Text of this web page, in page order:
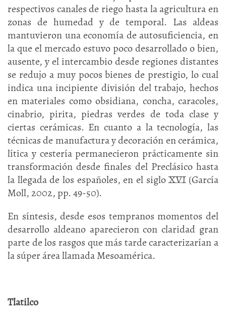
respectivos canales de riego hasta la agricultura en
zonas de humedad y de temporal. Las aldeas
mantuvieron una economía de autosuficiencia, en
la que el mercado estuvo poco desarrollado o bien,
ausente, y el intercambio desde regiones distantes
se redujo a muy pocos bienes de prestigio, lo cual
indica una incipiente división del trabajo, hechos
en materiales como obsidiana, concha, caracoles,
cinabrio, pirita, piedras verdes de toda clase y
ciertas cerámicas. En cuanto a la tecnología, las
técnicas de manufactura y decoración en cerámica,
lítica y cestería permanecieron prácticamente sin
transformación desde finales del Preclásico hasta
la llegada de los españoles, en el siglo XVI (García
Moll, 2002, pp. 49-50).
En síntesis, desde esos tempranos momentos del
desarrollo aldeano aparecieron con claridad gran
parte de los rasgos que más tarde caracterizarían a
la súper área llamada Mesoamérica.
Tlatilco